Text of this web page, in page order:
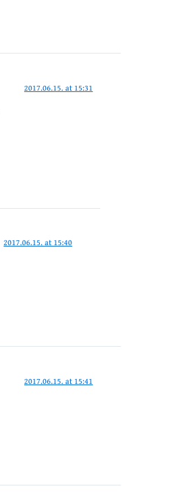
2017.06.15. at 15:31
2017.06.15. at 15:40
2017.06.15. at 15:41